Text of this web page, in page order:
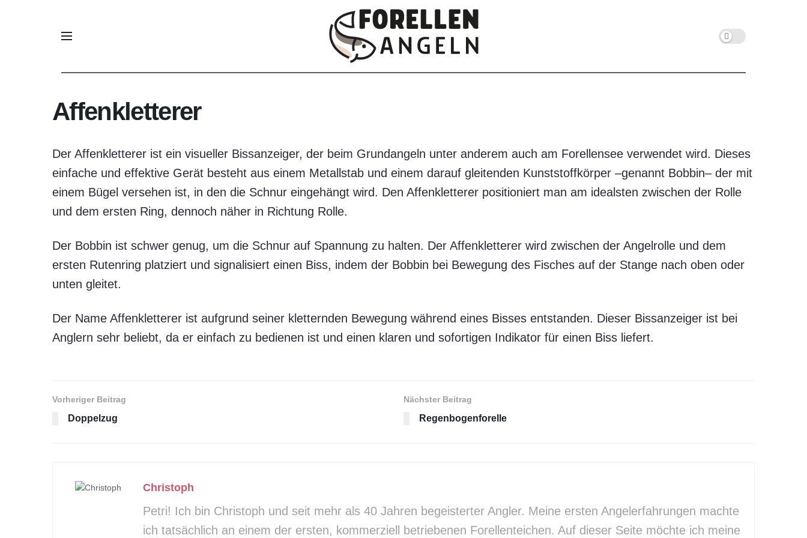
Affenkletterer
Der Affenkletterer ist ein visueller Bissanzeiger, der beim Grundangeln unter anderem auch am Forellensee verwendet wird. Dieses
einfache und effektive Gerät besteht aus einem Metallstab und einem darauf gleitenden Kunststoffkörper –genannt Bobbin– der mit
einem Bügel versehen ist, in den die Schnur eingehängt wird. Den Affenkletterer positioniert man am idealsten zwischen der Rolle
und dem ersten Ring, dennoch näher in Richtung Rolle.
Der Bobbin ist schwer genug, um die Schnur auf Spannung zu halten. Der Affenkletterer wird zwischen der Angelrolle und dem
ersten Rutenring platziert und signalisiert einen Biss, indem der Bobbin bei Bewegung des Fisches auf der Stange nach oben oder
unten gleitet.
Der Name Affenkletterer ist aufgrund seiner kletternden Bewegung während eines Bisses entstanden. Dieser Bissanzeiger ist bei
Anglern sehr beliebt, da er einfach zu bedienen ist und einen klaren und sofortigen Indikator für einen Biss liefert.
Vorheriger Beitrag
Doppelzug
Nächster Beitrag
Regenbogenforelle
Christoph
Petri! Ich bin Christoph und seit mehr als 40 Jahren begeisterter Angler. Meine ersten Angelerfahrungen machte
ich tatsächlich an einem der ersten, kommerziell betriebenen Forellenteichen. Auf dieser Seite möchte ich meine